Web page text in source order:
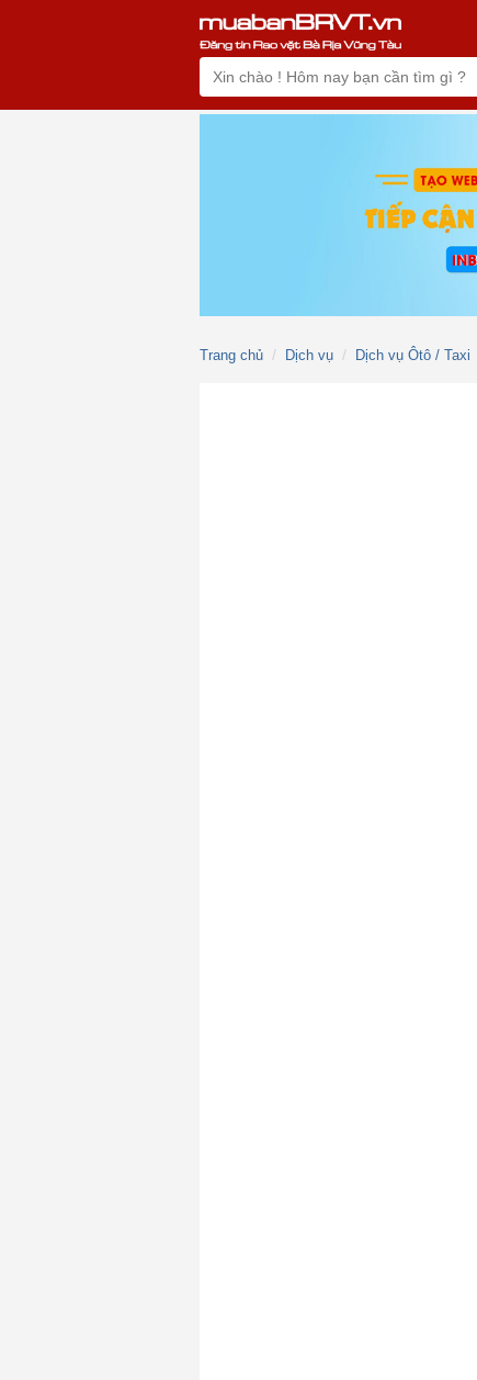
Trang chủ Dịch vụ Dịch vụ Ôtô / Taxi